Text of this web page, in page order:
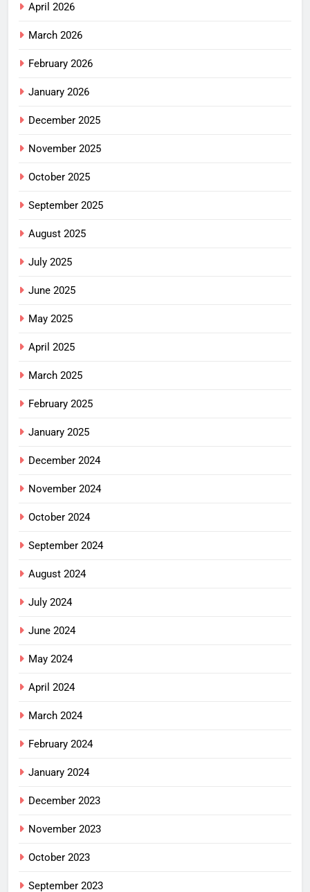
April 2026
March 2026
February 2026
January 2026
December 2025
November 2025
October 2025
September 2025
August 2025
July 2025
June 2025
May 2025
April 2025
March 2025
February 2025
January 2025
December 2024
November 2024
October 2024
September 2024
August 2024
July 2024
June 2024
May 2024
April 2024
March 2024
February 2024
January 2024
December 2023
November 2023
October 2023
September 2023